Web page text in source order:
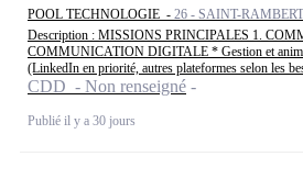
POOL TECHNOLOGIE - 26 - SAINT-
Description : MISSIONS PRINCIPALES 1.
COMMUNICATION DIGITALE * Gestion et
(LinkedIn en priorité, autres plateformes selon les
CDD - Non renseigné
Publié il y a 30 jours